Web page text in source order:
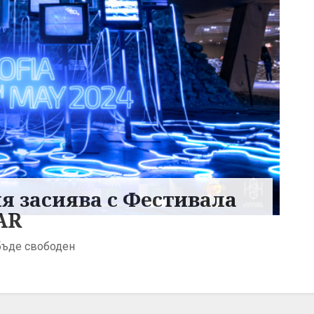
засиява с Фестивала
свободен